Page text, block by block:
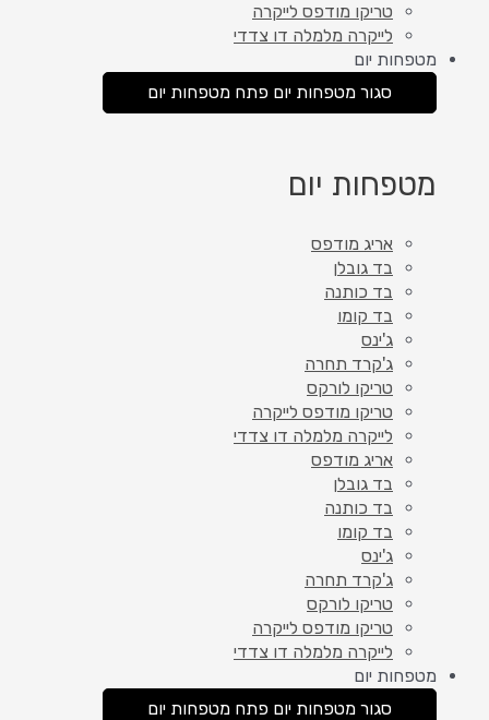
טריקו מודפס לייקרה
לייקרה מלמלה דו צדדי
מטפחות יום
סגור מטפחות יום פתח מטפחות יום
מטפחות יום
אריג מודפס
בד גובלן
בד כותנה
בד קומו
ג'ינס
ג'קרד תחרה
טריקו לורקס
טריקו מודפס לייקרה
לייקרה מלמלה דו צדדי
אריג מודפס
בד גובלן
בד כותנה
בד קומו
ג'ינס
ג'קרד תחרה
טריקו לורקס
טריקו מודפס לייקרה
לייקרה מלמלה דו צדדי
מטפחות יום
סגור מטפחות יום פתח מטפחות יום